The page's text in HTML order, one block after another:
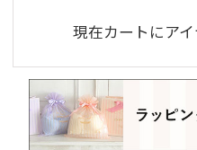
現在カートにアイ